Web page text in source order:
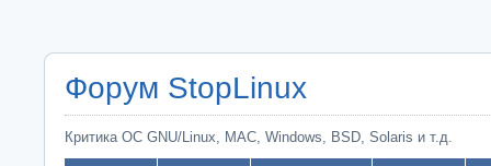
Форум StopLinux
Критика ОС GNU/Linux, MAC, Windows, BSD, Solaris и т.д.